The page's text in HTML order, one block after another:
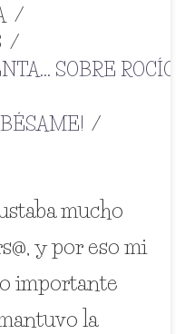
SOBRE ROCÍO
mucho
y por eso mi
importante
la